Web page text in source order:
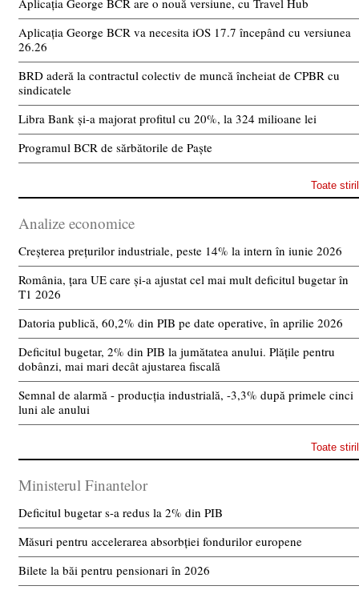
Aplicația George BCR are o nouă versiune, cu Travel Hub
Aplicația George BCR va necesita iOS 17.7 începând cu versiunea
26.26
BRD aderă la contractul colectiv de muncă încheiat de CPBR cu
sindicatele
Libra Bank și-a majorat profitul cu 20%, la 324 milioane lei
Programul BCR de sărbătorile de Paște
Toate
Analize economice
Creșterea prețurilor industriale, peste 14% la intern în iunie 2026
România, țara UE care și-a ajustat cel mai mult deficitul bugetar în
T1 2026
Datoria publică, 60,2% din PIB pe date operative, în aprilie 2026
Deficitul bugetar, 2% din PIB la jumătatea anului. Plățile pentru
dobânzi, mai mari decât ajustarea fiscală
Semnal de alarmă - producția industrială, -3,3% după primele cinci
luni ale anului
Toate
Ministerul Finantelor
Deficitul bugetar s-a redus la 2% din PIB
Măsuri pentru accelerarea absorbției fondurilor europene
Bilete la băi pentru pensionari în 2026